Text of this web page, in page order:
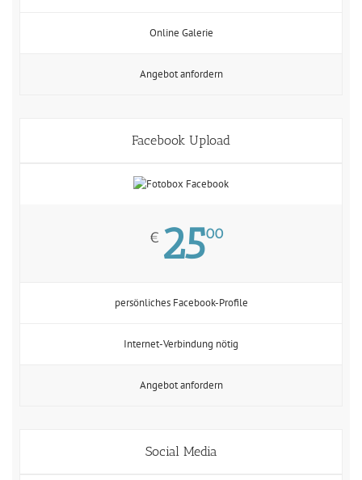
Online Galerie
Angebot anfordern
Facebook Upload
€ 2500
persönliches Facebook-Profile
Internet-Verbindung nötig
Angebot anfordern
Social Media